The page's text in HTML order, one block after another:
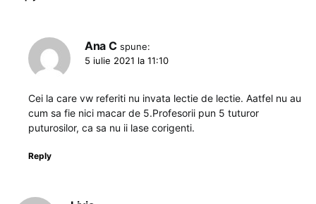
Ana C spune:
5 iulie 2021 la 11:10
Cei la care vw referiti nu invata lectie de lectie. Aatfel nu au
cum sa fie nici macar de 5.Profesorii pun 5 tuturor
puturosilor, ca sa nu ii lase corigenti.
Reply